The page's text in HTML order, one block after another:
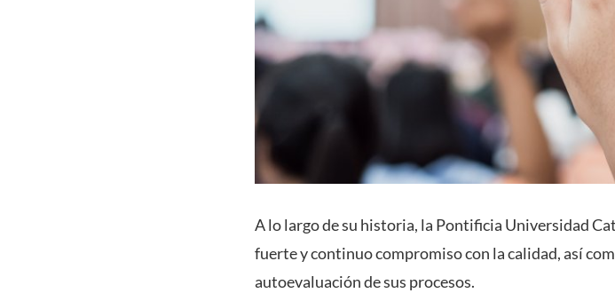
A lo largo de su historia, la Pontificia Universidad
fuerte y continuo compromiso con la calidad, así
autoevaluación de sus procesos.